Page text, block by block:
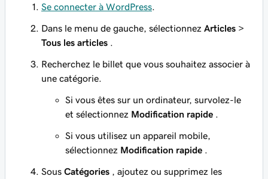
Se connecter à WordPress
Dans le menu de gauche, sélectionnez Articles >
Tous les articles
Recherchez le billet que vous souhaitez associer à
une catégorie.
Si vous êtes sur un ordinateur, survolez-le
et sélectionnez Modification rapide
Si vous utilisez un appareil mobile,
sélectionnez Modification rapide
Sous Catégories , ajoutez ou supprimez les